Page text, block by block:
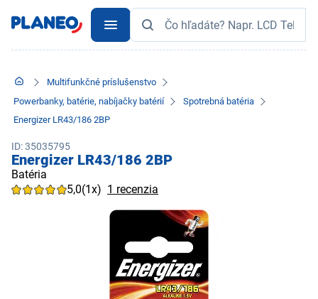
Multifunkčné príslušenstvo
Powerbanky, batérie, nabíjačky batérií
Spotrebná batéria
Energizer LR43/186 2BP
ID: 35035795
Energizer LR43/186 2BP
Batéria
5,0(1x) 1 recenzia